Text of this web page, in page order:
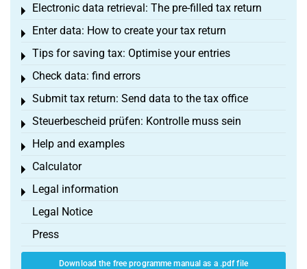
Electronic data retrieval: The pre-filled tax return
Toggle menu
Enter data: How to create your tax return
Toggle menu
Tips for saving tax: Optimise your entries
Toggle menu
Check data: find errors
Toggle menu
Submit tax return: Send data to the tax office
Toggle menu
Steuerbescheid prüfen: Kontrolle muss sein
Toggle menu
Help and examples
Toggle menu
Calculator
Toggle menu
Legal information
Toggle menu
Legal Notice
Press
Download the free programme manual as a .pdf file